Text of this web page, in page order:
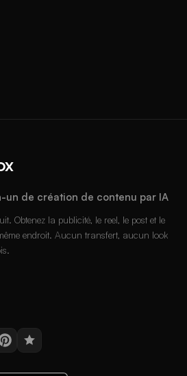
un de création de contenu par IA
Obtenez la publicité, le reel, le post et le
endroit. Aucun transfert, aucun look